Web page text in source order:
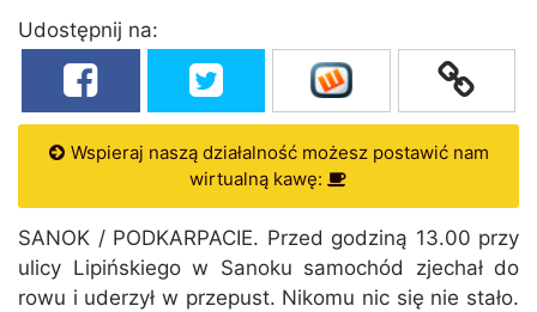
Udostępnij na:
Wspieraj naszą działalność możesz postawić nam
wirtualną kawę:
SANOK / PODKARPACIE. Przed godziną 13.00 przy
ulicy Lipińskiego w Sanoku samochód zjechał do
rowu i uderzył w przepust. Nikomu nic się nie stało.